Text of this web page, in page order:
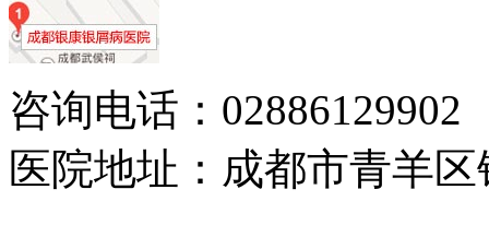
咨询电话：02886129902
医院地址：成都市青羊